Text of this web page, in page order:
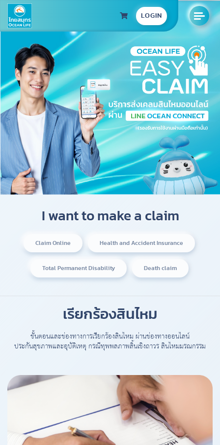
LOGIN
I want to make a claim
Claim Online Health and Accident Insurance
Total Permanent Disability Death claim
เรียกร้องสินไหม
ขั้นตอนและช่องทางการเรียกร้องสินไหม ผ่านช่องทางออนไลน์
ประกันสุขภาพและอุบัติเหตุ กรณีทุพพลภาพสิ้นเชิงถาวร สินไหมมรณกรรม